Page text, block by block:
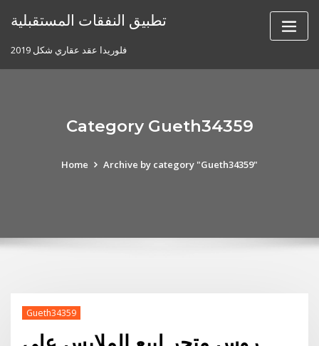
تطبيق النفقات المستقبلية
فلوريدا عقد عقاري شكل 2019
Category Gueth34359
Home Archive by category "Gueth34359"
Gueth34359